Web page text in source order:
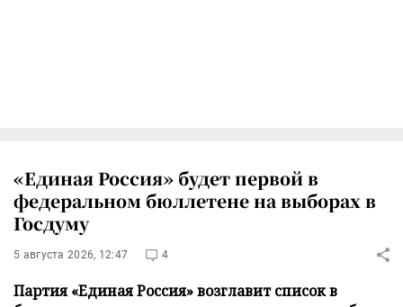
«Единая Россия» будет первой в
федеральном бюллетене на выборах в
Госдуму
5 августа 2026, 12:47 4
Партия «Единая Россия» возглавит список в